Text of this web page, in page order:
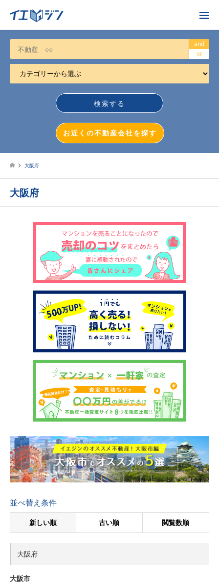
お近くの不動産会社を探す
カテゴリーから選ぶ
不動産売却
不動産投資
戸建売却
マンション売却
土地売却
イエジンくんの紹介
運営会社
運営会社
利用規約について
掲載受付窓口はこちら
and
or
お近くの不動産会社を探す
大阪府
大阪府
並べ替え条件
新しい順 古い順 閲覧数順
大阪府
大阪市